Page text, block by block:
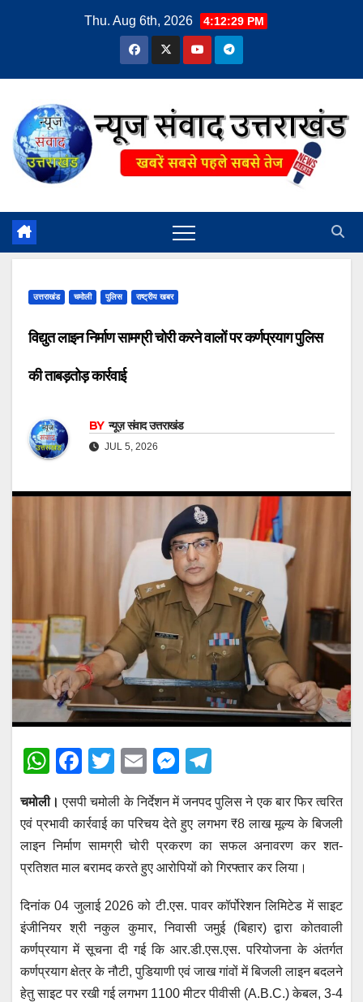
Thu. Aug 6th, 2026 4:12:29 PM
उत्तराखंड चमोली पुलिस राष्ट्रीय खबर
विद्युत लाइन निर्माण सामग्री चोरी करने वालों पर कर्णप्रयाग पुलिस
की ताबड़तोड़ कार्रवाई
BY न्यूज़ संवाद उत्तराखंड
JUL 5, 2026
W
at
s
A
p
F
a
c
e
b
o
k
T
wi
tt
er
E
m
ail
M
ss
e
n
er
el
e
gr
a
m
चमोली। एसपी चमोली के निर्देशन में जनपद पुलिस ने एक बार फिर त्वरित
एवं प्रभावी कार्रवाई का परिचय देते हुए लगभग ₹8 लाख मूल्य के बिजली
लाइन निर्माण सामग्री चोरी प्रकरण का सफल अनावरण कर शत-
प्रतिशत माल बरामद करते हुए आरोपियों को गिरफ्तार कर लिया।
दिनांक 04 जुलाई 2026 को टी.एस. पावर कॉर्पोरेशन लिमिटेड में साइट
इंजीनियर श्री नकुल कुमार, निवासी जमुई (बिहार) द्वारा कोतवाली
कर्णप्रयाग में सूचना दी गई कि आर.डी.एस.एस. परियोजना के अंतर्गत
कर्णप्रयाग क्षेत्र के नौटी, पुडियाणी एवं जाख गांवों में बिजली लाइन बदलने
हेतु साइट पर रखी गई लगभग 1100 मीटर पीवीसी (A.B.C.) केबल, 3-4